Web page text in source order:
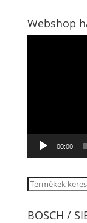
Webshop
00:00
Keresés
következőre:
BOSCH /